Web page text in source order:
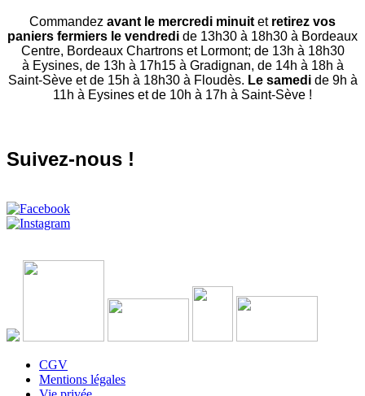
Commandez avant le mercredi minuit et retirez vos
paniers fermiers le vendredi de 13h30 à 18h30 à Bordeaux
Centre, Bordeaux Chartrons et Lormont; de 13h à 18h30
à Eysines, de 13h à 17h15 à Gradignan, de 14h à 18h à
Saint-Sève et de 15h à 18h30 à Floudès. Le samedi de 9h à
11h à Eysines et de 10h à 17h à Saint-Sève !
Suivez-nous !
CGV
Mentions légales